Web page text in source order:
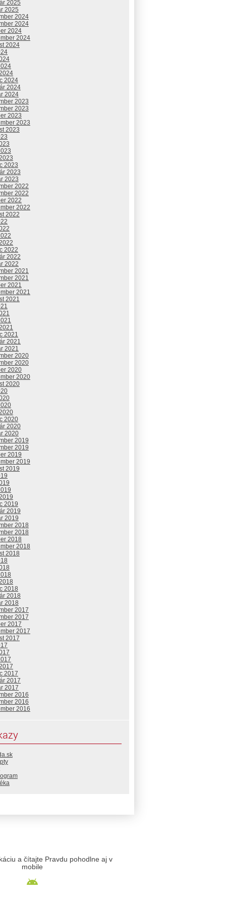
2025
2025
2024
2024
2024
2024
2024
2024
2024
2024
2023
2023
2023
2023
2023
2023
2023
2023
2022
2022
2022
2022
2022
2022
2022
2022
2021
2021
2021
2021
2021
2021
2021
2021
2020
2020
2020
2020
2020
2020
2020
2020
2019
2019
2019
2019
2019
2019
2019
2019
2018
2018
2018
2018
2018
2018
2018
2018
2017
2017
2017
2017
2017
2017
2017
2017
2016
2016
2016
a čítajte Pravdu pohodlne aj v
mobile